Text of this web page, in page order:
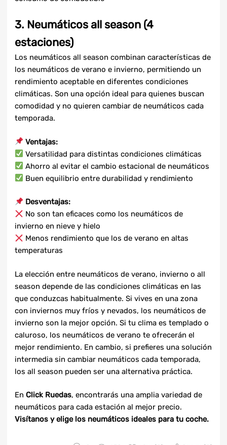
3. Neumáticos all season (4
estaciones)
Los neumáticos all season combinan características de
los neumáticos de verano e invierno, permitiendo un
rendimiento aceptable en diferentes condiciones
climáticas. Son una opción ideal para quienes buscan
comodidad y no quieren cambiar de neumáticos cada
temporada.
Ventajas:
Versatilidad para distintas condiciones climáticas
Ahorro al evitar el cambio estacional de neumáticos
Buen equilibrio entre durabilidad y rendimiento
Desventajas:
No son tan eficaces como los neumáticos de
invierno en nieve y hielo
Menos rendimiento que los de verano en altas
temperaturas
La elección entre neumáticos de verano, invierno o all
season depende de las condiciones climáticas en las
que conduzcas habitualmente. Si vives en una zona
con inviernos muy fríos y nevados, los neumáticos de
invierno son la mejor opción. Si tu clima es templado o
caluroso, los neumáticos de verano te ofrecerán el
mejor rendimiento. En cambio, si prefieres una solución
intermedia sin cambiar neumáticos cada temporada,
los all season pueden ser una alternativa práctica.
En Click Ruedas, encontrarás una amplia variedad de
neumáticos para cada estación al mejor precio.
Visítanos y elige los neumáticos ideales para tu coche.